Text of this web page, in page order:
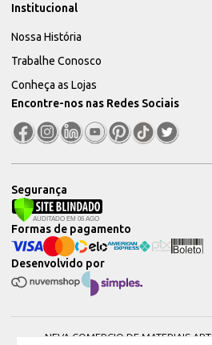
Institucional
Nossa História
Trabalhe Conosco
Conheça as Lojas
Encontre-nos nas Redes Sociais
Segurança
Desenvolvido por
Formas de pagamento
NEVA COMERCIO DE MATERIAIS